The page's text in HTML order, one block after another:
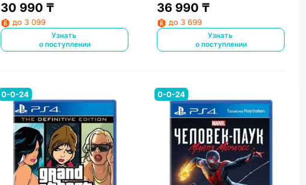
30 990 ₸
до 3 099
Узнать
о поступлении
36 990 ₸
до 3 699
Узнать
о поступлении
0-0-24 0-0-24